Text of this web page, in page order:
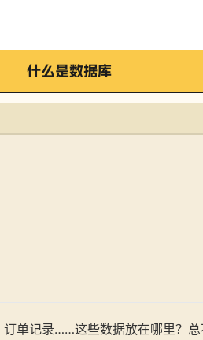
什么是数据库
单记录……这些数据放在哪里？